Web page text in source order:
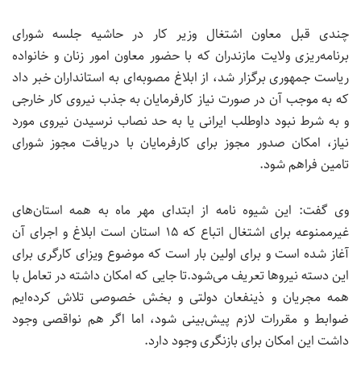
چندی قبل معاون اشتغال وزیر کار در حاشیه جلسه شورای
برنامه‌ریزی ولایت مازندران که با حضور معاون امور زنان و خانواده
ریاست جمهوری برگزار شد، از ابلاغ مصوبه‌ای به استانداران خبر داد
که به موجب آن در صورت نیاز کارفرمایان به جذب نیروی کار خارجی
و به شرط نبود داوطلب ایرانی یا به حد نصاب نرسیدن نیروی مورد
نیاز، امکان صدور مجوز برای کارفرمایان با دریافت مجوز شورای
تامین فراهم شود.
وی گفت: این شیوه نامه از ابتدای مهر ماه به همه استان‌های
غیرممنوعه برای اشتغال اتباع که ۱۵ استان است ابلاغ و اجرای آن
آغاز شده است و برای اولین بار است که موضوع ویزای کارگری برای
این دسته نیروها تعریف می‌شود.تا جایی که امکان داشته در تعامل با
همه مجریان و ذینفعان دولتی و بخش خصوصی تلاش کرده‌ایم
ضوابط و مقررات لازم پیش‌بینی شود، اما اگر هم نواقصی وجود
داشت این امکان برای بازنگری وجود دارد.